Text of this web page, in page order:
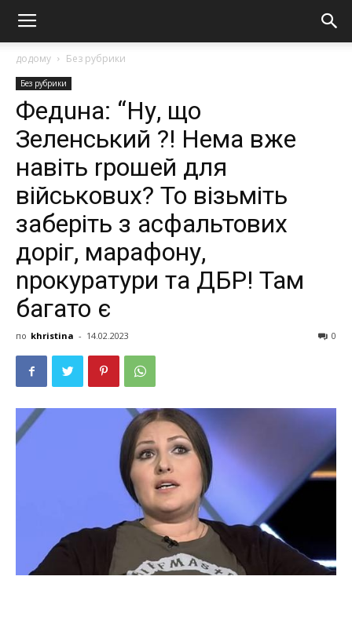
додому Без рубрики
Без рубрики
Федuна: “Ну, що
Зеленський ?! Нема вже
навіть rрошей для
військовuх? То візьміть
заберіть з асфальтових
доріг, марафону,
nрокуратури та ДБP! Там
багато є
по khristina - 14.02.2023 0